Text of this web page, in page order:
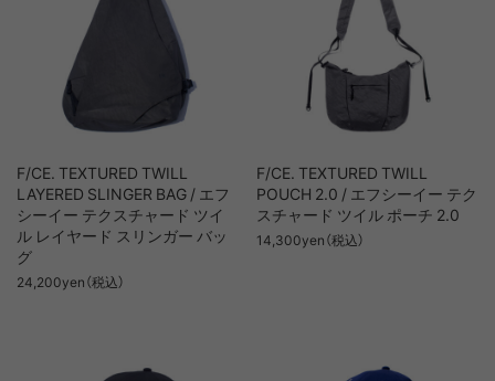
F/CE. TEXTURED TWILL
LAYERED SLINGER BAG / エフ
シーイー テクスチャード ツイ
ル レイヤード スリンガー バッ
グ
24,200yen（税込）
F/CE. TEXTURED TWILL
POUCH 2.0 / エフシーイー テク
スチャード ツイル ポーチ 2.0
14,300yen（税込）